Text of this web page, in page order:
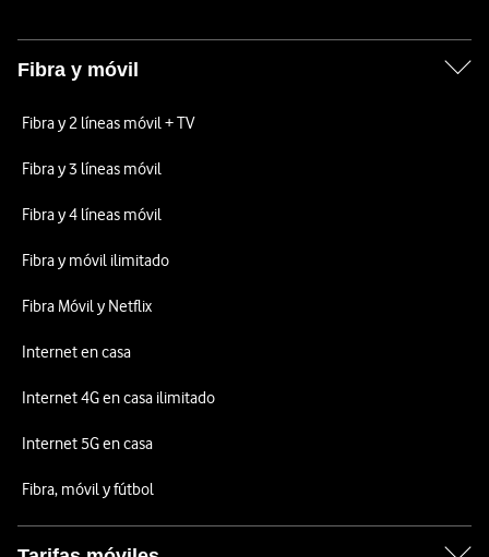
Fibra y móvil
Fibra y 2 líneas móvil + TV
Fibra y 3 líneas móvil
Fibra y 4 líneas móvil
Fibra y móvil ilimitado
Fibra Móvil y Netflix
Internet en casa
Internet 4G en casa ilimitado
Internet 5G en casa
Fibra, móvil y fútbol